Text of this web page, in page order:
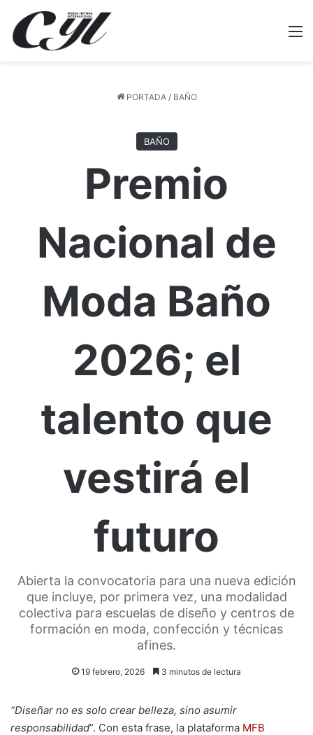
PORTADA / BAÑO
BAÑO
Premio
Nacional de
Moda Baño
2026; el
talento que
vestirá el
futuro
Abierta la convocatoria para una nueva edición
que incluye, por primera vez, una modalidad
colectiva para escuelas de diseño y centros de
formación en moda, confección y técnicas
afines.
19 febrero, 2026 3 minutos de lectura
“Diseñar no es solo crear belleza, sino asumir
responsabilidad”. Con esta frase, la plataforma MFB